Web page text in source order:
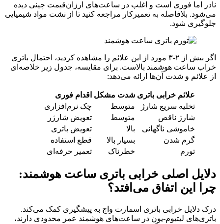
نادر اما فوری است و اغلب در ساعت‌های ارزان‌قیمت چینی دیده
می‌شود. بلافاصله به تعمیرکار مراجعه کنید تا از نشت مواد شیمیایی
جلوگیری شود.
اگر بیش از ۲-۳ مورد از این علائم را مشاهده کردید، احتمال باتری
خراب ساعت هوشمند بالاست. برای مقایسه، جدول زیر خلاصه‌ای
از علائم و شدت آن‌ها ارائه می‌دهد:
علائم خرابی باتری شدت مشکل اقدام فوری
تخلیه سریع شارژ
متوسط
چک نرم‌افزاری
شارژ ناقص
متوسط
تعویض شارژر
خاموشی ناگهانی
بالا
تعویض باتری
گرم شدن
بسیار بالا
قطع استفاده
تورم
خطرناک تعمیر حرفه‌ای
دلایل اصلی خرابی باتری ساعت هوشمند:
چرا این اتفاق می‌افتد؟
درک دلایل خرابی باتری اسمارت واچ به پیشگیری کمک می‌کند.
باتری‌های لیتیوم-یون در ساعت‌های هوشمند عمر محدودی دارند،